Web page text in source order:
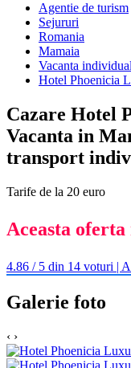
Agentie de turism
Sejururi
Romania
Mamaia
Vacanta individual
Hotel Phoenicia
Cazare Hotel
Vacanta in
transport
Tarife de la 20 euro
Aceasta
4.86 / 5 din 14 voturi |
Galerie foto
‹ ›